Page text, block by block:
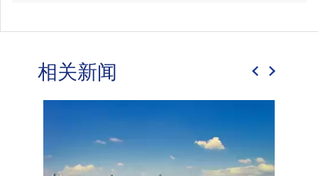
相关新闻